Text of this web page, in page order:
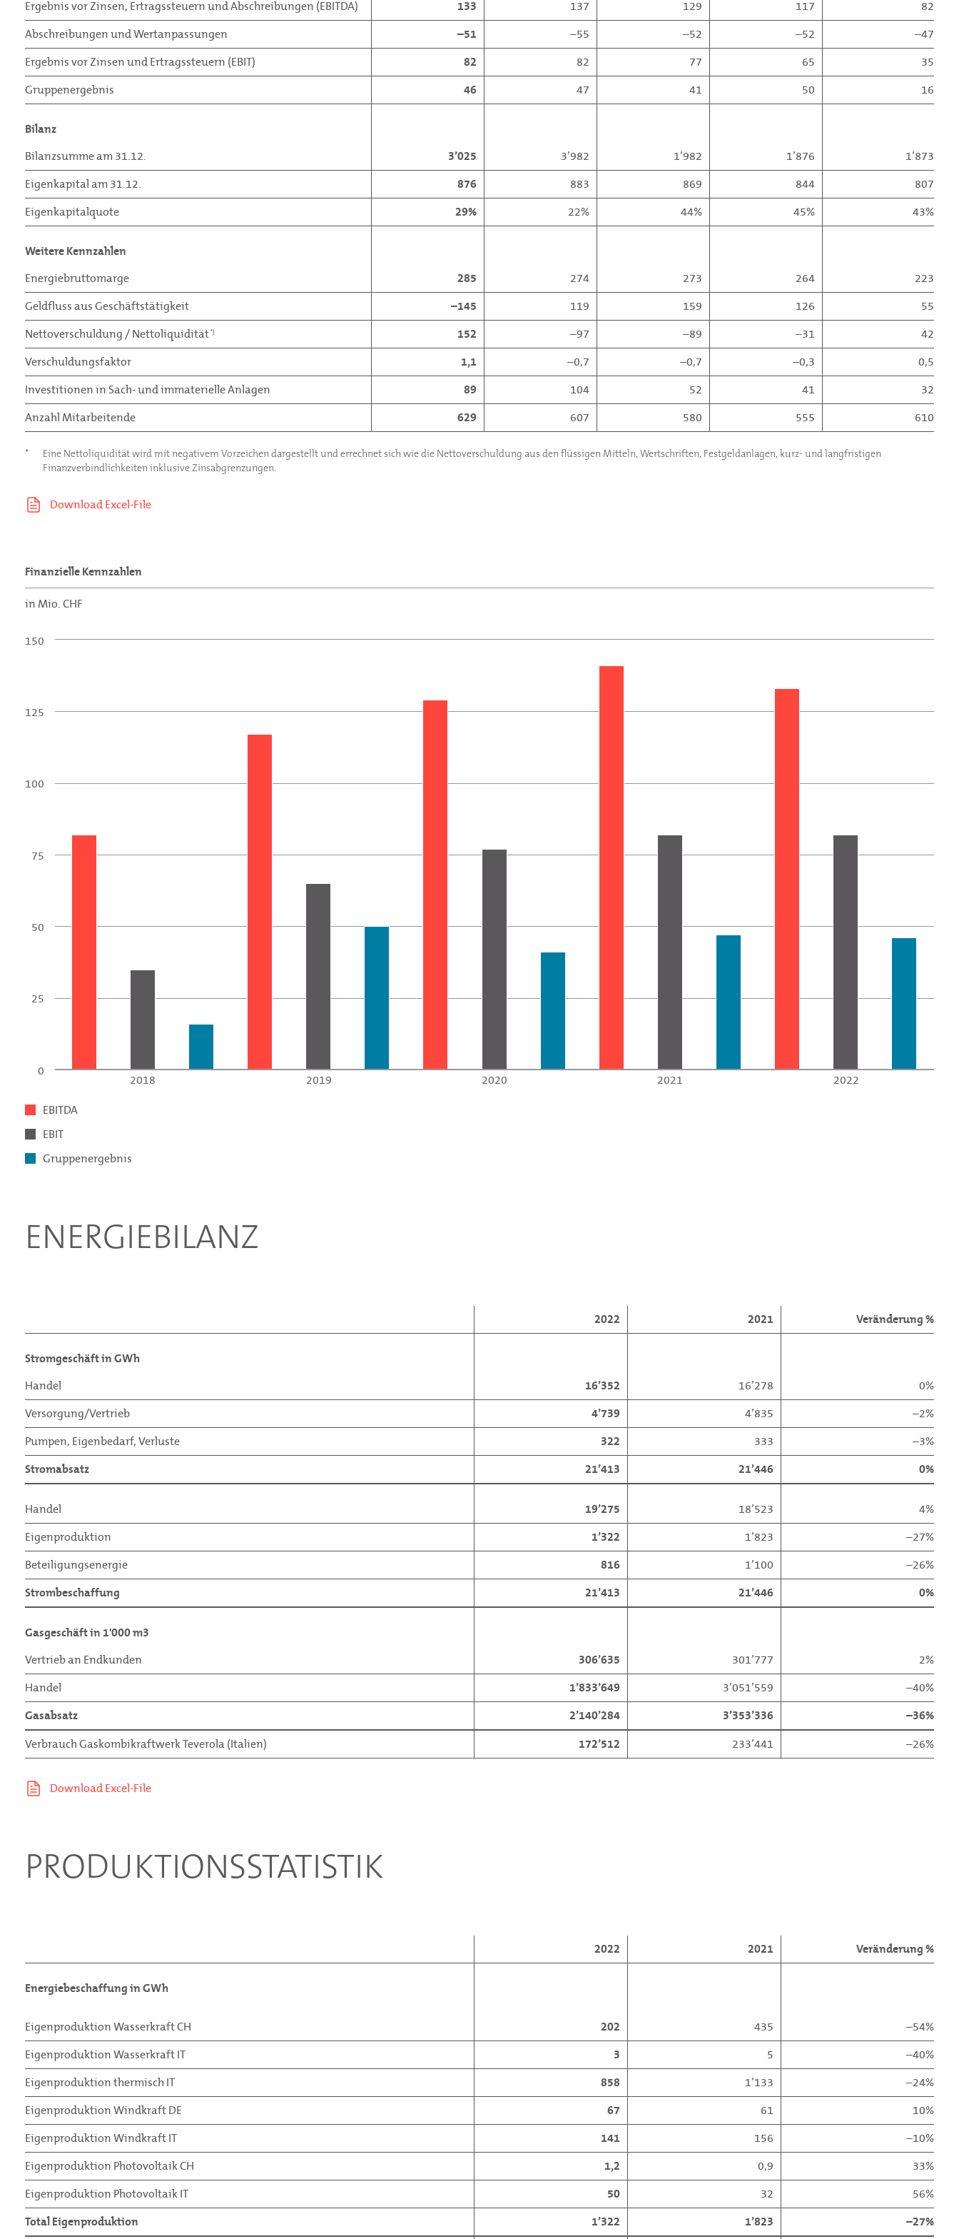
Ergebnis vor Zinsen, Ertragssteuern und Abschreibungen (EBITDA)
133 137 129 117
82
Abschreibungen und Wertanpassungen
–51 –55 –52 –52
–47
Ergebnis vor Zinsen und Ertragssteuern (EBIT)
82 82 77 65
35
Gruppenergebnis
46 47 41 50 16
Bilanz
Bilanzsumme am 31.12.
3’025 3’982 1’982 1’876
1’873
Eigenkapital am 31.12.
876 883 869 844
807
Eigenkapitalquote
29% 22% 44% 45% 43%
Weitere Kennzahlen
Energiebruttomarge
285 274 273 264
223
Geldfluss aus Geschäftstätigkeit
–145 119 159 126
55
Nettoverschuldung / Nettoliquidität*) 152 –97 –89 –31
42
Verschuldungsfaktor
1,1 –0,7 –0,7 –0,3
0,5
Investitionen in Sach- und immaterielle Anlagen
89 104 52 41
32
Anzahl Mitarbeitende
629 607 580 555 610
*
Eine Nettoliquidität wird mit negativem Vorzeichen dargestellt und errechnet sich wie die Nettoverschuldung aus den flüssigen Mitteln, Wertschriften, Festgeldanlagen, kurz- und langfristigen
Finanzverbindlichkeiten inklusive Zinsabgrenzungen.
Finanzielle Kennzahlen
in Mio. CHF
2018 2019 2020 2021 2022
0
25
50
75
100
125
150
EBITDA
EBIT
Gruppenergebnis
ENERGIEBILANZ
2022 2021 Veränderung %
Stromgeschäft in GWh
Handel
16’352 16’278
0%
Versorgung/Vertrieb
4’739 4’835
–2%
Pumpen, Eigenbedarf, Verluste
322 333
–3%
Stromabsatz
21’413 21’446 0%
Handel 19’275 18’523
4%
Eigenproduktion
1’322 1’823
–27%
Beteiligungsenergie
816 1’100
–26%
Strombeschaffung
21’413 21’446 0%
Gasgeschäft in 1'000 m3
Vertrieb an Endkunden
306’635 301’777
2%
Handel
1’833’649 3’051’559
–40%
Gasabsatz
2’140’284 3’353’336
–36%
Verbrauch Gaskombikraftwerk Teverola (Italien)
172’512 233’441 –26%
PRODUKTIONSSTATISTIK
2022 2021 Veränderung %
Energiebeschaffung in GWh
Eigenproduktion Wasserkraft CH 202 435
–54%
Eigenproduktion Wasserkraft IT
3 5
–40%
Eigenproduktion thermisch IT
858 1’133
–24%
Eigenproduktion Windkraft DE
67 61
10%
Eigenproduktion Windkraft IT
141 156
–10%
Eigenproduktion Photovoltaik CH
1,2 0,9
33%
Eigenproduktion Photovoltaik IT
50 32
56%
Total Eigenproduktion
1’322 1’823 –27%